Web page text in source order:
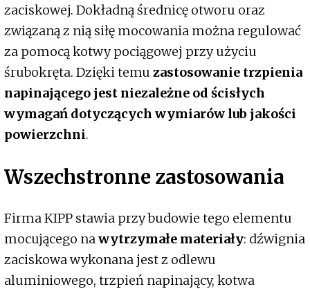
zaciskowej. Dokładną średnicę otworu oraz
związaną z nią siłę mocowania można regulować
za pomocą kotwy pociągowej przy użyciu
śrubokręta. Dzięki temu zastosowanie trzpienia
napinającego jest niezależne od ścisłych
wymagań dotyczących wymiarów lub jakości
powierzchni.
Wszechstronne zastosowania
Firma KIPP stawia przy budowie tego elementu
mocującego nawytrzymałe materiały: dźwignia
zaciskowa wykonana jest z odlewu
aluminiowego, trzpień napinający, kotwa